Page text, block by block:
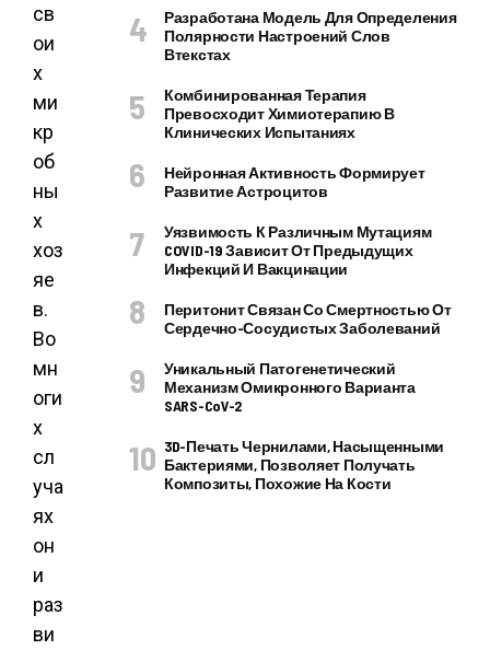
св
ои
х
ми
кр
об
ны
х
хоз
яе
в.
Во
мн
оги
х
сл
уча
ях
он
и
раз
ви
Разработана Модель Для Определения
Полярности Настроений Слов
Втекстах
Комбинированная Терапия
Превосходит Химиотерапию В
Клинических Испытаниях
Нейронная Активность Формирует
Развитие Астроцитов
Уязвимость К Различным Мутациям
COVID-19 Зависит От Предыдущих
Инфекций И Вакцинации
Перитонит Связан Со Смертностью От
Сердечно-Сосудистых Заболеваний
Уникальный Патогенетический
Механизм Омикронного Варианта
SARS-CoV-2
3D-Печать Чернилами, Насыщенными
Бактериями, Позволяет Получать
Композиты, Похожие На Кости